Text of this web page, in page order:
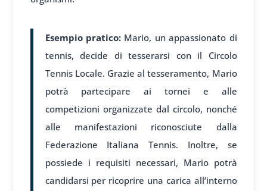
Esempio pratico:Mario, un appassionato di
tennis, decide di tesserarsi con il Circolo
Tennis Locale. Grazie al tesseramento, Mario
potrà partecipare ai tornei e alle
competizioni organizzate dal circolo, nonché
alle manifestazioni riconosciute dalla
Federazione Italiana Tennis. Inoltre, se
possiede i requisiti necessari, Mario potrà
candidarsi per ricoprire una carica all’interno